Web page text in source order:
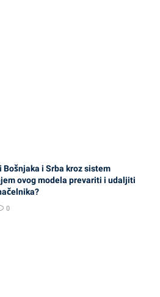
i Srba kroz sistem
ovog modela prevariti i udaljiti
0